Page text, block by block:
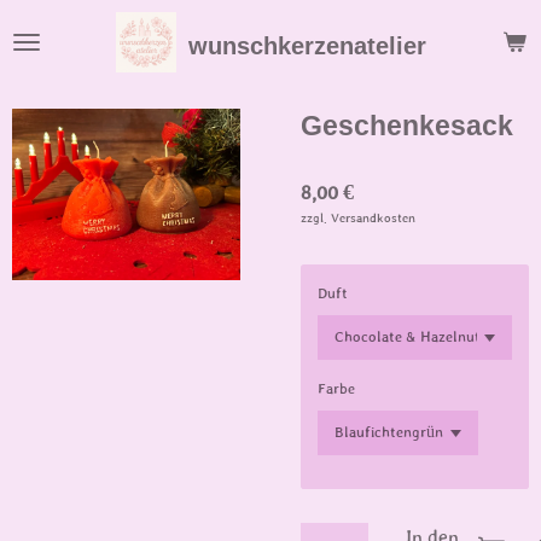
Hauptinhalt
wunschkerzenatelier
Geschenkesack
8,00 €
zzgl. Versandkosten
Duft
Farbe
In den